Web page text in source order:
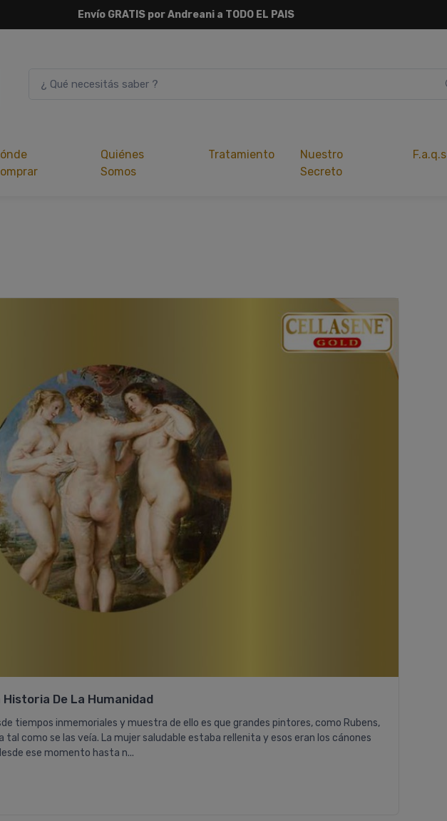
Envío GRATISpor Andreani a TODO EL PAIS
Quiénes
Somos
Tratamiento
Nuestro
Secreto
F.a.q.s
De La Humanidad
tiempos inmemoriales y muestra de ello es que grandes pintores, como Rubens,
como se las veía. La mujer saludable estaba rellenita y esos eran los cánones
ese momento hasta n...
mi piel lisa, sedosa, desintoxicada,
deshinchada y decidí no dejarlo nunca